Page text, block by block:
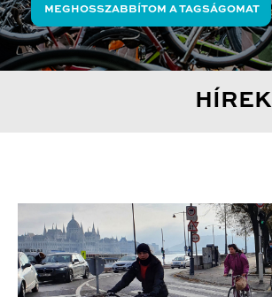
MEGHOSSZABBÍTOM A TAGSÁGOMAT
HÍREK